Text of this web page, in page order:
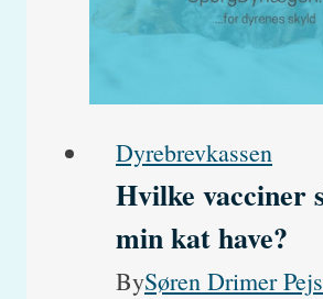
opstået?
hvordan
kan
jeg
undgå
det?
Dyrebrevkassen
Hvilke vacciner
min kat have?
BySøren Drimer